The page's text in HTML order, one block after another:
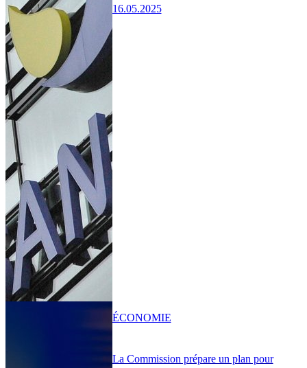
16.05.2025
La Commission prépare un plan pour
ÉCONOMIE